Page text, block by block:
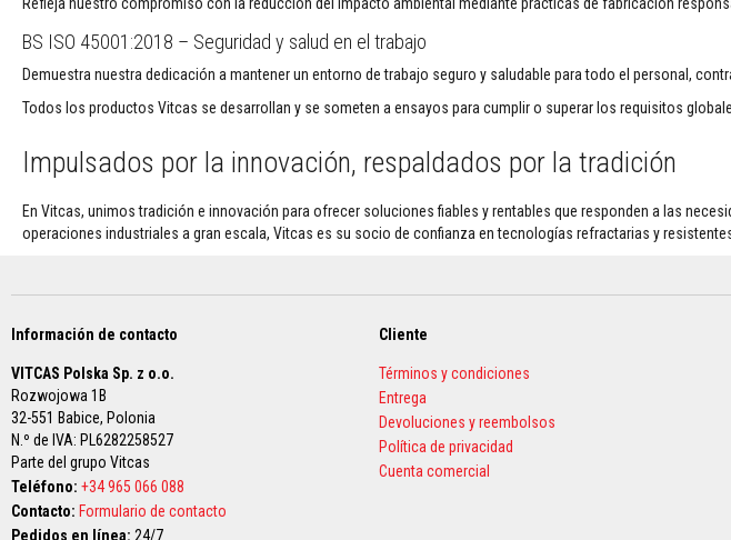
Hogares
dinteles
Adhesivos
Refractarios
Materiales
resistentes
los
ácidos
Hormigones
refractarios
BS ISO 45001:2018 – Seguridad y salud en el trabajo
Demuestra nuestra dedicación a mantener un entorno de trabajo seguro y saludable para todo el personal,
Todos los productos Vitcas se desarrollan y se someten a ensayos para cumplir o superar los requisitos
Impulsados por la innovación, respaldados por la tradición
En Vitcas, unimos tradición e innovación para ofrecer soluciones fiables y rentables que responden a las
operaciones industriales a gran escala, Vitcas es su socio de confianza en tecnologías refractarias y
Información de contacto
VITCAS Polska Sp. z o.o.
Rozwojowa 1B
32-551 Babice, Polonia
N.º de IVA: PL6282258527
Parte del grupo Vitcas
Teléfono: +34 965 066 088
Contacto: Formulario de contacto
Pedidos en línea: 24/7
Cliente
Términos y condiciones
Entrega
Devoluciones y reembolsos
Política de privacidad
Cuenta comercial